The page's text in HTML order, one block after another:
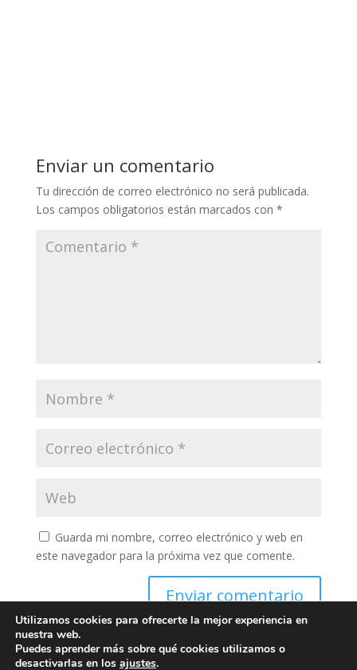
Enviar un comentario
Tu dirección de correo electrónico no será publicada.
Los campos obligatorios están marcados con *
Guarda mi nombre, correo electrónico y web en
este navegador para la próxima vez que comente.
Enviar comentario
Utilizamos cookies para ofrecerte la mejor experiencia en
nuestra web.
Puedes aprender más sobre qué cookies utilizamos o
desactivarlas en los ajustes.